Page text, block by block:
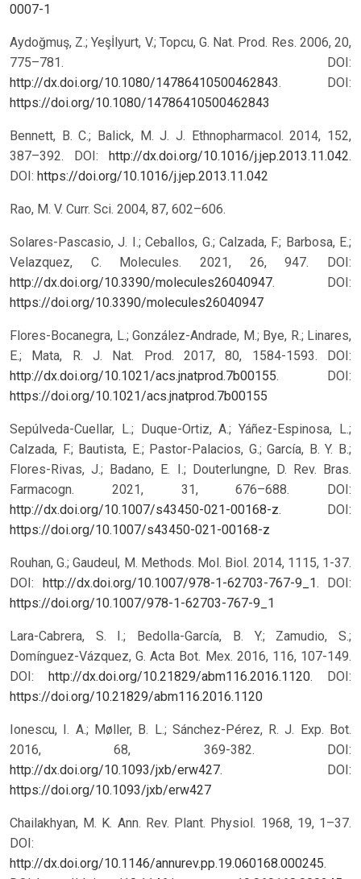
0007-1
Aydoğmuş, Z.; Yeşİlyurt, V.; Topcu, G. Nat. Prod. Res. 2006, 20,
775–781. DOI:
http://dx.doi.org/10.1080/14786410500462843. DOI:
https://doi.org/10.1080/14786410500462843
Bennett, B. C.; Balick, M. J. J. Ethnopharmacol. 2014, 152,
387–392. DOI: http://dx.doi.org/10.1016/j.jep.2013.11.042.
DOI: https://doi.org/10.1016/j.jep.2013.11.042
Rao, M. V. Curr. Sci. 2004, 87, 602–606.
Solares-Pascasio, J. I.; Ceballos, G.; Calzada, F.; Barbosa, E.;
Velazquez, C. Molecules. 2021, 26, 947. DOI:
http://dx.doi.org/10.3390/molecules26040947. DOI:
https://doi.org/10.3390/molecules26040947
Flores-Bocanegra, L.; González-Andrade, M.; Bye, R.; Linares,
E.; Mata, R. J. Nat. Prod. 2017, 80, 1584-1593. DOI:
http://dx.doi.org/10.1021/acs.jnatprod.7b00155. DOI:
https://doi.org/10.1021/acs.jnatprod.7b00155
Sepúlveda-Cuellar, L.; Duque-Ortiz, A.; Yáñez-Espinosa, L.;
Calzada, F.; Bautista, E.; Pastor-Palacios, G.; García, B. Y. B.;
Flores-Rivas, J.; Badano, E. I.; Douterlungne, D. Rev. Bras.
Farmacogn. 2021, 31, 676–688. DOI:
http://dx.doi.org/10.1007/s43450-021-00168-z. DOI:
https://doi.org/10.1007/s43450-021-00168-z
Rouhan, G.; Gaudeul, M. Methods. Mol. Biol. 2014, 1115, 1-37.
DOI: http://dx.doi.org/10.1007/978-1-62703-767-9_1. DOI:
https://doi.org/10.1007/978-1-62703-767-9_1
Lara-Cabrera, S. I.; Bedolla-García, B. Y.; Zamudio, S.;
Domínguez-Vázquez, G. Acta Bot. Mex. 2016, 116, 107-149.
DOI: http://dx.doi.org/10.21829/abm116.2016.1120. DOI:
https://doi.org/10.21829/abm116.2016.1120
Ionescu, I. A.; Møller, B. L.; Sánchez-Pérez, R. J. Exp. Bot.
2016, 68, 369-382. DOI:
http://dx.doi.org/10.1093/jxb/erw427. DOI:
https://doi.org/10.1093/jxb/erw427
Chailakhyan, M. K. Ann. Rev. Plant. Physiol. 1968, 19, 1–37.
DOI:
http://dx.doi.org/10.1146/annurev.pp.19.060168.000245.